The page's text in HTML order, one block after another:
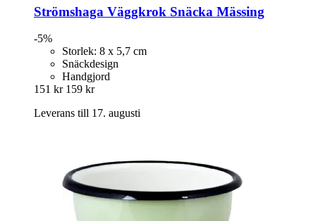
Strömshaga Väggkrok Snäcka Mässing
-5%
Storlek: 8 x 5,7 cm
Snäckdesign
Handgjord
151 kr 159 kr
Leverans till 17. augusti